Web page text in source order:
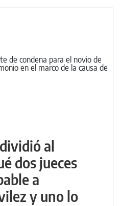
al
dos jueces
a
y uno lo